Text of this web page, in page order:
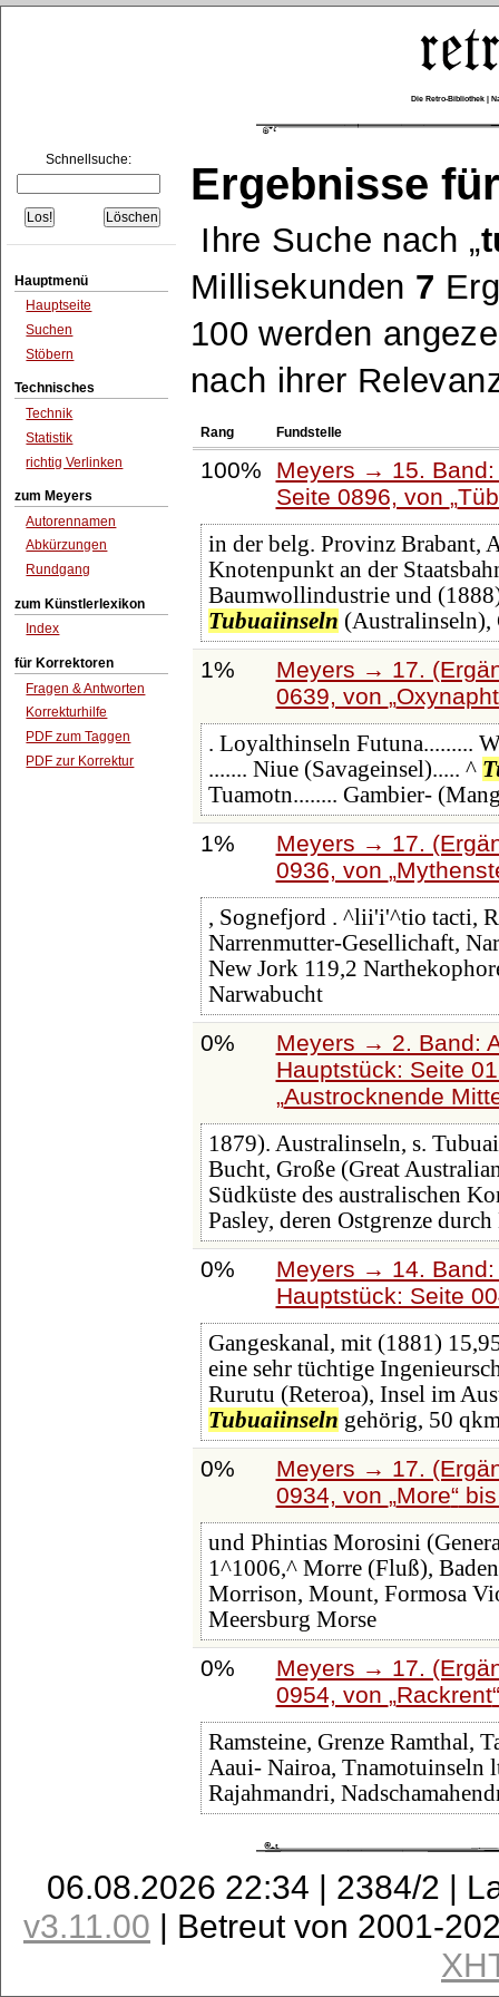
Die Retro-Bibliothek |
Schnellsuche:
Hauptmenü
Hauptseite
Suchen
Stöbern
Technisches
Technik
Statistik
richtig Verlinken
zum Meyers
Autorennamen
Abkürzungen
Rundgang
zum Künstlerlexikon
Index
für Korrektoren
Fragen & Antworten
Korrekturhilfe
PDF zum Taggen
PDF zur Korrektur
Ergebnisse
Ihre Suche nach
Millisekunden 7
100 werden
nach ihrer
Rang Fundstelle
100%
Meyers → 15.
Seite 0896, von
in der belg. Provinz Brabant,
Knotenpunkt an der
Baumwollindustrie und
Tubuaiinseln (Australinseln),
1%
Meyers → 17.
0639, von
. Loyalthinseln Futuna.........
....... Niue (Savageinsel)..... ^
Tuamotn........ Gambier-
1%
Meyers → 17.
0936, von
, Sognefjord . ^lii'i'^tio tacti,
Narrenmutter-Gesellichaft,
New Jork 119,2
Narwabucht
0%
Meyers → 2. Band:
Hauptstück: Seite
Austrocknende
1879). Australinseln, s.
Bucht, Große (Great
Südküste des australischen
Pasley, deren Ostgrenze durch
0%
Meyers → 14.
Hauptstück: Seite
Gangeskanal, mit (1881)
eine sehr tüchtige
Rurutu (Reteroa), Insel im
Tubuaiinseln gehörig, 50
0%
Meyers → 17.
0934, von More
und Phintias Morosini
1^1006,^ Morre (Fluß),
Morrison, Mount, Formosa
Meersburg Morse
0%
Meyers → 17.
0954, von Rackrent
Ramsteine, Grenze Ramthal,
Aaui- Nairoa, Tnamotuinseln
Rajahmandri,
06.08.2026 22:34 | 2384/2 |
v3.11.00 | Betreut von 2001-